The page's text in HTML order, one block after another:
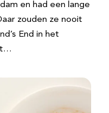
en had een lange
zouden ze nooit
End in het